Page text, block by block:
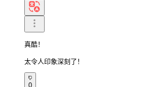
真酷！
太令人印象深刻了！
0